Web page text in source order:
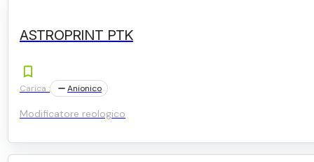
ASTROPRINT PTK
Carica : Anionico
Modificatore reologico